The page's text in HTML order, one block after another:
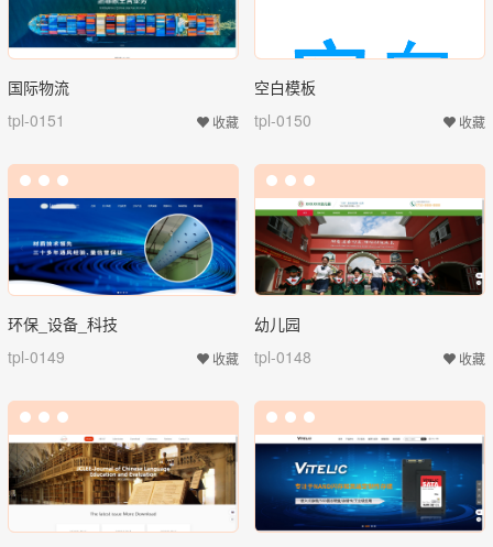
国际物流
tpl-0151
收藏
空白模板
tpl-0150
收藏
环保_设备_科技
tpl-0149
收藏
幼儿园
tpl-0148
收藏